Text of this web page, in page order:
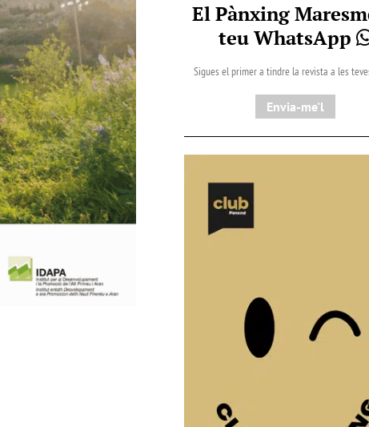
El Pànxing
teu WhatsApp
Sigues el primer a tindre la revista a les
Envia-me'l